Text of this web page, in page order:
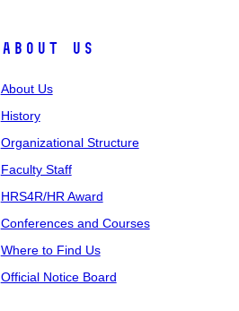
About Us
About Us
History
Organizational Structure
Faculty Staff
HRS4R/HR Award
Conferences and Courses
Where to Find Us
Official Notice Board